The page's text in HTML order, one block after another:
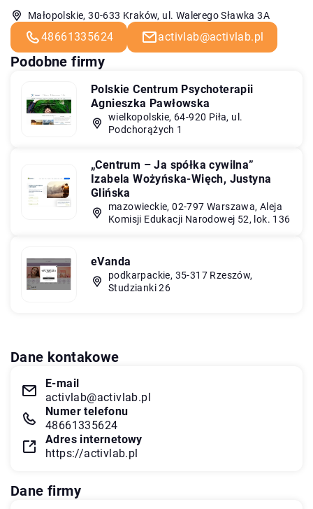
Małopolskie, 30-633 Kraków, ul. Walerego Sławka 3A
48661335624 activlab@activlab.pl
Podobne firmy
Polskie Centrum Psychoterapii
Agnieszka Pawłowska
wielkopolskie, 64-920 Piła, ul.
Podchorążych 1
„Centrum – Ja spółka cywilna”
Izabela Wożyńska-Więch, Justyna
Glińska
mazowieckie, 02-797 Warszawa, Aleja
Komisji Edukacji Narodowej 52, lok. 136
eVanda
podkarpackie, 35-317 Rzeszów,
Studzianki 26
Dane kontakowe
E-mail
activlab@activlab.pl
Numer telefonu
48661335624
Adres internetowy
https://activlab.pl
Dane firmy